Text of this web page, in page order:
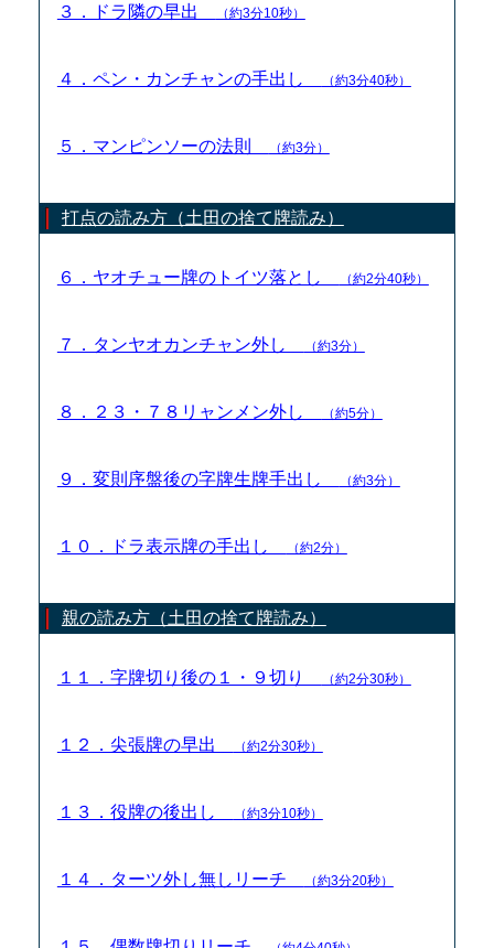
３．ドラ隣の早出 （約3分10秒）
４．ペン・カンチャンの手出し （約3分40秒）
５．マンピンソーの法則 （約3分）
打点の読み方（土田の捨て牌読み）
６．ヤオチュー牌のトイツ落とし （約2分40秒）
７．タンヤオカンチャン外し （約3分）
８．２３・７８リャンメン外し （約5分）
９．変則序盤後の字牌生牌手出し （約3分）
１０．ドラ表示牌の手出し （約2分）
親の読み方（土田の捨て牌読み）
１１．字牌切り後の１・９切り （約2分30秒）
１２．尖張牌の早出 （約2分30秒）
１３．役牌の後出し （約3分10秒）
１４．ターツ外し無しリーチ （約3分20秒）